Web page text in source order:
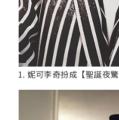
1. 妮可李奇扮成【聖誕夜